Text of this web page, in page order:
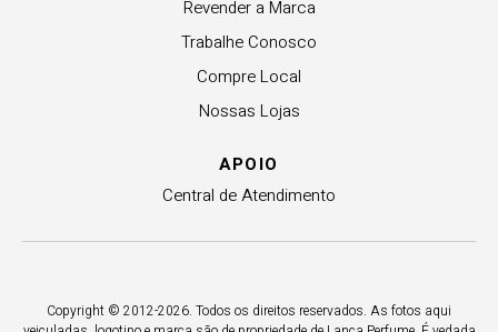
Revender a Marca
Trabalhe Conosco
Compre Local
Nossas Lojas
APOIO
Central de Atendimento
Copyright © 2012-2026. Todos os direitos reservados. As fotos aqui